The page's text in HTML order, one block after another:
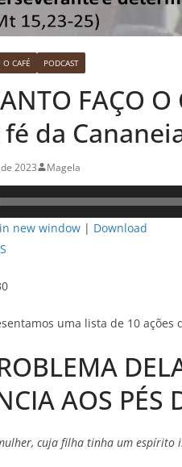
CAFÉ PODCAST
FAÇO
da
2023 Magela
new window | Download
uma lista de 10 ações
AOS
cuja filha tinha um espírito